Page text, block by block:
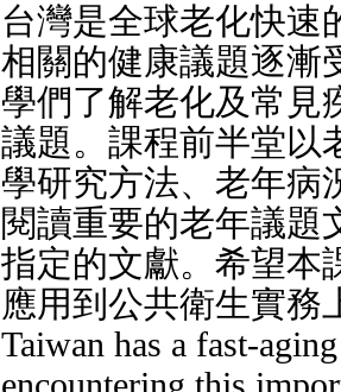
台灣是全球老化快速
相關的健康議題逐漸
學們了解老化及常見
議題。課程前半堂以
學研究方法、老年病
閱讀重要的老年議題
指定的文獻。希望本
應用到公共衛生實務
Taiwan has a fast-